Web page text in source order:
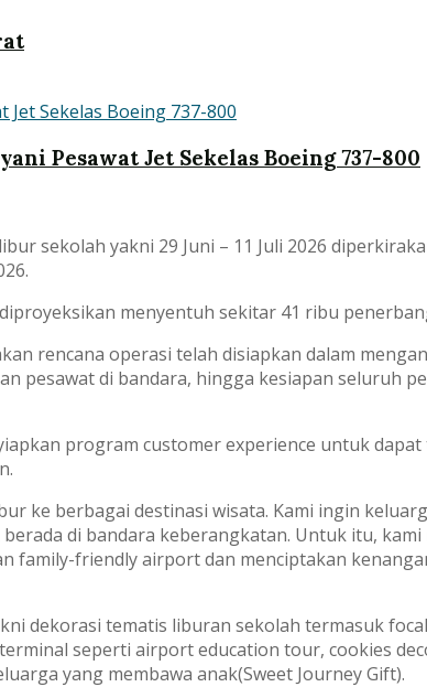
Pesawat Jet Sekelas Boeing 737-800
sekolah yakni 29 Juni – 11 Juli 2026
menyentuh sekitar 41 ribu
rencana operasi telah disiapkan dalam
pesawat di bandara, hingga kesiapan seluruh
program customer experience untuk
ke berbagai destinasi wisata. Kami ingin
di bandara keberangkatan. Untuk itu,
family-friendly airport dan menciptakan
dekorasi tematis liburan sekolah termasuk
seperti airport education tour, cookies
yang membawa anak(Sweet Journey Gift).